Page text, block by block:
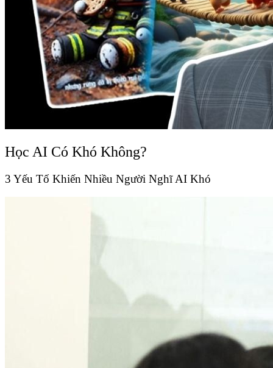
Học AI Có Khó Không?
3 Yếu Tố Khiến Nhiều Người Nghĩ AI Khó